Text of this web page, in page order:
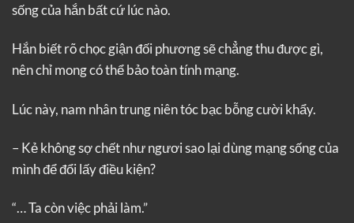
sống của hắn bất cứ lúc nào.
Hắn biết rõ chọc giận đối phương sẽ chẳng thu được gì,
nên chỉ mong có thể bảo toàn tính mạng.
Lúc này, nam nhân trung niên tóc bạc bỗng cười khẩy.
– Kẻ không sợ chết như ngươi sao lại dùng mạng sống của
mình để đổi lấy điều kiện?
“… Ta còn việc phải làm.”